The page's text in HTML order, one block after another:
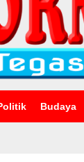
Budaya